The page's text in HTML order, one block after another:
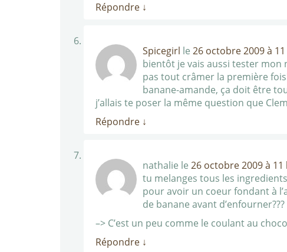
Répondre ↓
Spicegirl le 26 octobre 2009 à
bientôt je vais aussi tester mon
pas tout crâmer la première
banane-amande, ça doit être
j’allais te poser la même question que
Répondre ↓
nathalie le 26 octobre 2009 à 11
tu melanges tous les
pour avoir un coeur fondant à
de banane avant d’enfourner???
–> C’est un peu comme le coulant au
Répondre ↓